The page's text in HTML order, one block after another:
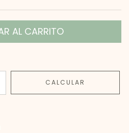
CALCULAR